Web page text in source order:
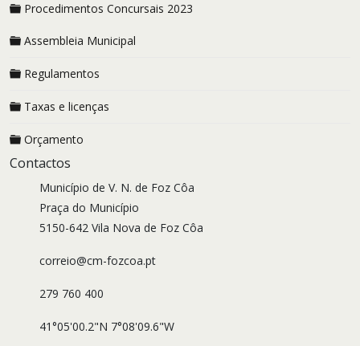
Procedimentos Concursais 2023
Assembleia Municipal
Regulamentos
Taxas e licenças
Orçamento
Contactos
Município de V. N. de Foz Côa
Praça do Município
5150-642 Vila Nova de Foz Côa
correio@cm-fozcoa.pt
279 760 400
41°05'00.2"N 7°08'09.6"W